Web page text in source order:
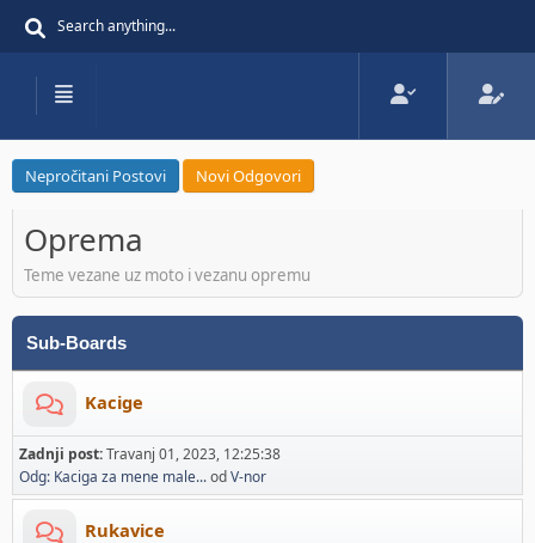
Nepročitani Postovi Novi Odgovori
Oprema
Teme vezane uz moto i vezanu opremu
Sub-Boards
Kacige
Zadnji post:Travanj 01, 2023, 12:25:38
Odg: Kaciga za mene male...odV-nor
Rukavice